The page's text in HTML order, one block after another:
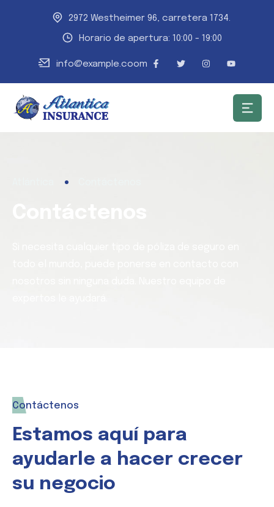
2972 Westheimer 96, carretera 1734.
Horario de apertura: 10:00 - 19:00
info@example.coom
Contáctenos
Estamos aquí para
ayudarle a hacer crecer
su negocio